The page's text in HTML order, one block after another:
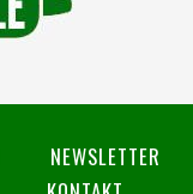
NEWSLETTER